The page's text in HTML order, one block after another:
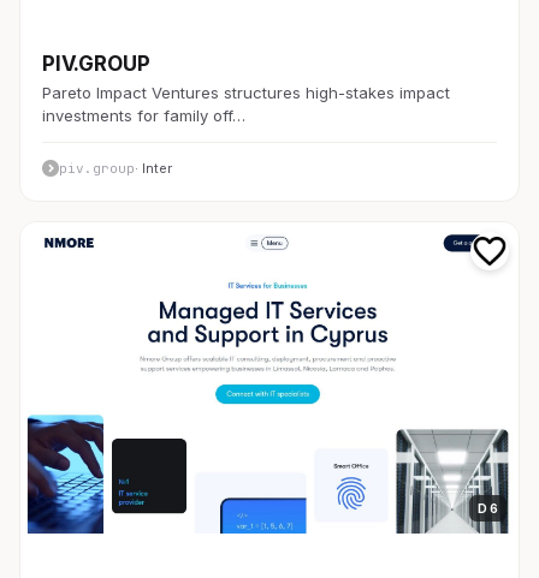
PIV.GROUP
Pareto Impact Ventures structures high-stakes impact
investments for family off…
piv.group· Inter
D 6